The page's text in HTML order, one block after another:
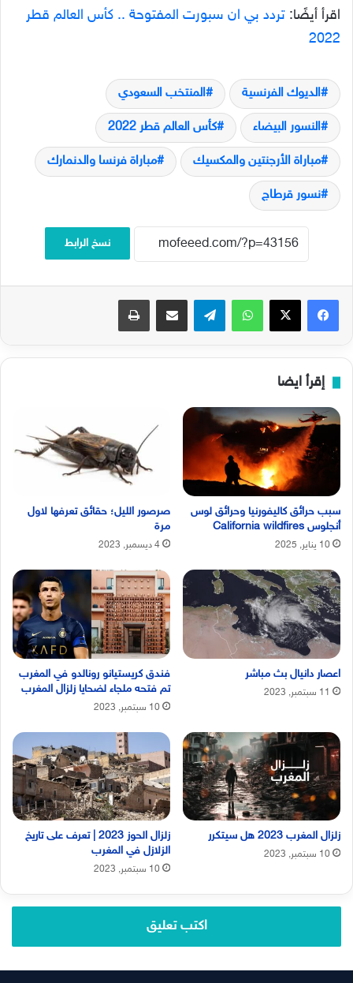
اقرأ أيضًا: تردد بي ان سبورت المفتوحة .. كأس العالم قطر
2022
الديوك الفرنسية المنتخب السعودي
النسور البيضاء كأس العالم قطر 2022
مباراة الأرجنتين والمكسيك مباراة فرنسا والدنمارك
نسور قرطاج
نسخ الرابط
فيسبوك‫X واتساب تيلقرام مشاركة عبر البريد طباعة
إقرأ ايضا
سبب حرائق كاليفورنيا وحرائق لوس
أنجلوس California wildfires
10 يناير, 2025
صرصور الليل؛ حقائق تعرفها لاول
مرة
4 ديسمبر, 2023
اعصار دانيال بث مباشر
11 سبتمبر, 2023
فندق كريستيانو رونالدو في المغرب
تم فتحه ملجاء لضحايا زلزال المغرب
10 سبتمبر, 2023
زلزال المغرب 2023 هل سيتكرر
10 سبتمبر, 2023
زلزال الحوز 2023 | تعرف على تاريخ
الزلازل في المغرب
10 سبتمبر, 2023
اكتب تعليق